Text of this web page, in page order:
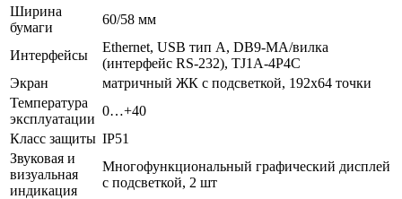
Ширина
бумаги
60/58 мм
Интерфейсы
Ethernet, USB тип А, DB9-MА/вилка
(интерфейс RS-232), TJ1A-4P4C
Экран
матричный ЖК с подсветкой, 192х64 точки
Температура
эксплуатации
0…+40
Класс защиты IP51
Звуковая и
визуальная
индикация
Многофункциональный графический дисплей
с подсветкой, 2 шт